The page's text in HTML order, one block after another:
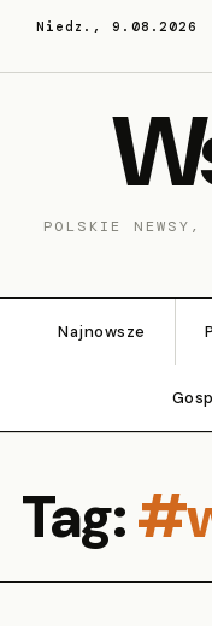
Niedz., 9.08.2026
POLSKIE
Najnowsze
Tag: